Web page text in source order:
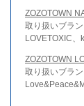
ZOZOTOWN
取り扱いブラ
LOVETOXIC
ZOZOTOWN
取り扱いブラ